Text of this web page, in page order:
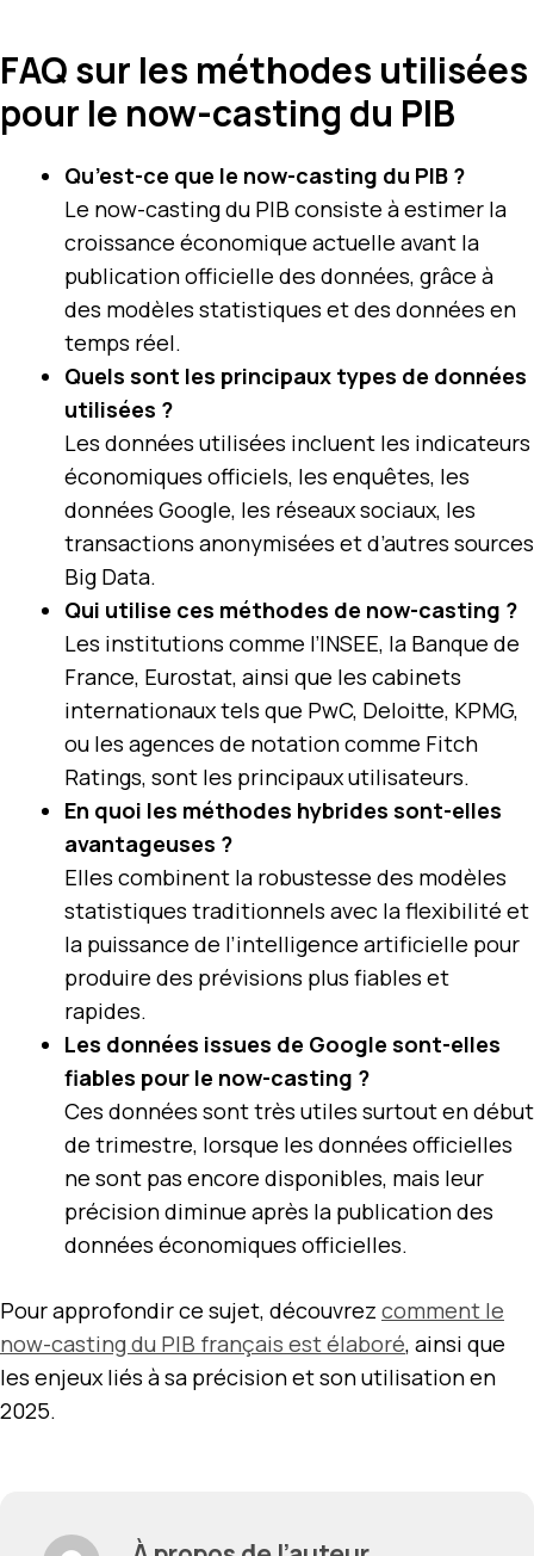
FAQ sur les méthodes utilisées
pour le now-casting du PIB
Qu’est-ce que le now-casting du PIB ?
Le now-casting du PIB consiste à estimer la
croissance économique actuelle avant la
publication officielle des données, grâce à
des modèles statistiques et des données en
temps réel.
Quels sont les principaux types de données
utilisées ?
Les données utilisées incluent les indicateurs
économiques officiels, les enquêtes, les
données Google, les réseaux sociaux, les
transactions anonymisées et d’autres sources
Big Data.
Qui utilise ces méthodes de now-casting ?
Les institutions comme l’INSEE, la Banque de
France, Eurostat, ainsi que les cabinets
internationaux tels que PwC, Deloitte, KPMG,
ou les agences de notation comme Fitch
Ratings, sont les principaux utilisateurs.
En quoi les méthodes hybrides sont-elles
avantageuses ?
Elles combinent la robustesse des modèles
statistiques traditionnels avec la flexibilité et
la puissance de l’intelligence artificielle pour
produire des prévisions plus fiables et
rapides.
Les données issues de Google sont-elles
fiables pour le now-casting ?
Ces données sont très utiles surtout en début
de trimestre, lorsque les données officielles
ne sont pas encore disponibles, mais leur
précision diminue après la publication des
données économiques officielles.
Pour approfondir ce sujet, découvrez comment le
now-casting du PIB français est élaboré, ainsi que
les enjeux liés à sa précision et son utilisation en
2025.